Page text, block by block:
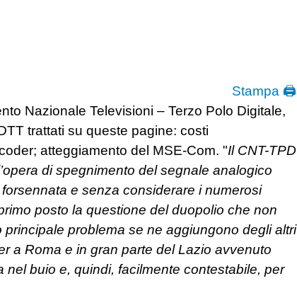
Stampa 🖨
Nazionale Televisioni – Terzo Polo Digitale,
trattati su queste pagine: costi
atteggiamento del MSE-Com. "Il CNT-TPD
di spegnimento del segnale analogico
e senza considerare i numerosi
posto la questione del duopolio che non
problema se ne aggiungono degli altri
a Roma e in gran parte del Lazio avvenuto
buio e, quindi, facilmente contestabile, per